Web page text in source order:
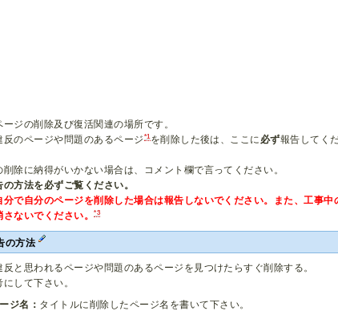
ージの削除及び復活関連の場所です。
反のページや問題のあるページ *1を削除した後は、ここに 必ず報告してく
削除に納得がいかない場合は、コメント欄で言ってください。
の方法を必ずご覧ください。
分で自分のページを削除した場合は報告しないでください。また、工事中
さないでください。*3
の方法
反と思われるページや問題のあるページを見つけたらすぐ削除する。
して下さい。
ジ名： タイトルに削除したページ名を書いて下さい。